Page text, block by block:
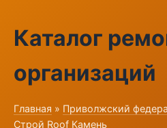
Каталог
организаций
Главная » Приволжский
Строй Roof Камень